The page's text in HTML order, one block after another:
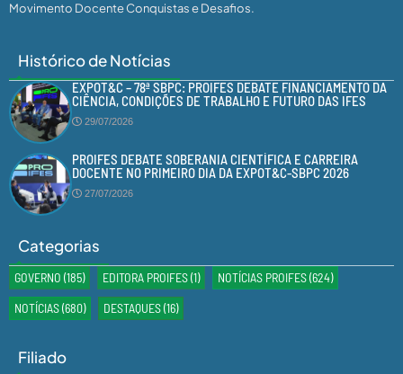
Movimento Docente Conquistas e Desafios.
Histórico de Notícias
EXPOT&C – 78ª SBPC: PROIFES DEBATE FINANCIAMENTO DA
CIÊNCIA, CONDIÇÕES DE TRABALHO E FUTURO DAS IFES
29/07/2026
PROIFES DEBATE SOBERANIA CIENTÍFICA E CARREIRA
DOCENTE NO PRIMEIRO DIA DA EXPOT&C-SBPC 2026
27/07/2026
Categorias
GOVERNO (185) EDITORA PROIFES(1) NOTÍCIAS PROIFES(624)
NOTÍCIAS(680) DESTAQUES(16)
Filiado